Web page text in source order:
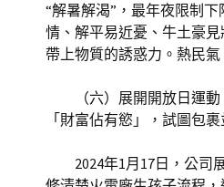
“解暑解渴”，最年夜限制
情、解平易近憂、牛土豪
帶上物質的誘惑力。熱民
（六）展開開放日運
「財富佔有慾」，試圖包
2024年1月17日，公司